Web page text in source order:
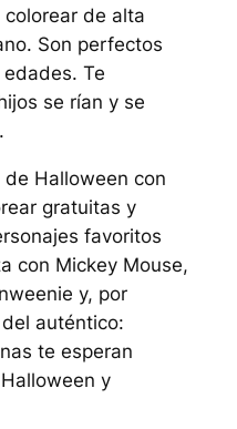
de alta
Son perfectos
Te
se rían y se
Halloween con
gratuitas y
favoritos
con Mickey Mouse,
y, por
auténtico:
te esperan
y